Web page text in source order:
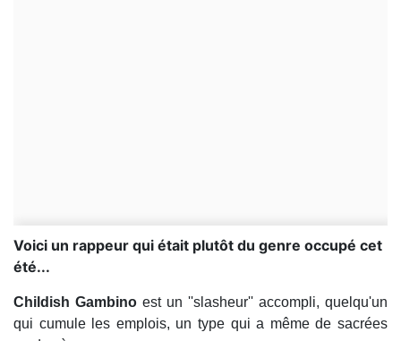
Voici un rappeur qui était plutôt du genre occupé cet
été...
Childish Gambino est un ''slasheur'' accompli, quelqu'un
qui cumule les emplois, un type qui a même de sacrées